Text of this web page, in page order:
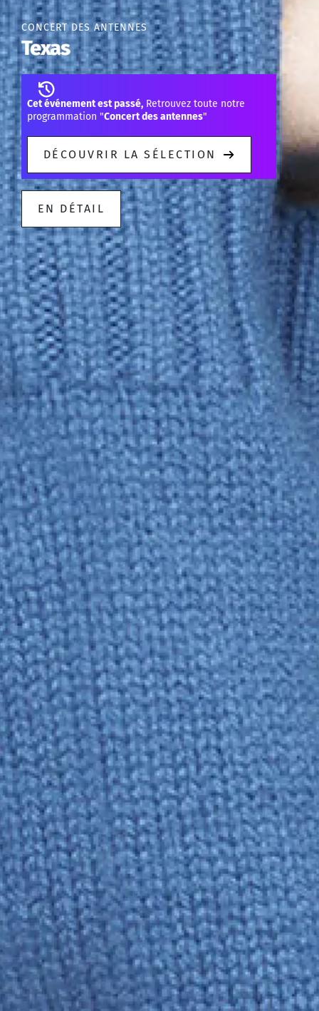
CONCERT DES ANTENNES
Texas
Cet événement est passé, Retrouvez toute notre
programmation "Concert des antennes"
DÉCOUVRIR LA SÉLECTION
EN DÉTAIL